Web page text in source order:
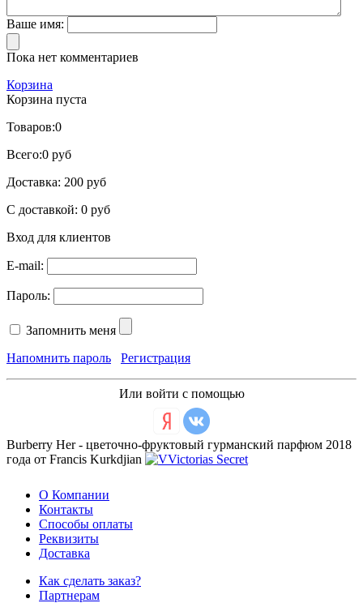
Ваше имя:
Пока нет комментариев
Корзина
Корзина пуста
Товаров:0
Всего:0 руб
Доставка: 200 руб
С доставкой: 0 руб
Вход для клиентов
E-mail:
Пароль:
Запомнить меня
Напомнить пароль
Регистрация
Или войти с помощью
Burberry Her - цветочно-фруктовый гурманский парфюм 2018
года от Francis Kurkdjian
О Компании
Контакты
Способы оплаты
Реквизиты
Доставка
Как сделать заказ?
Партнерам